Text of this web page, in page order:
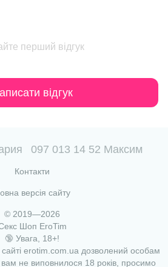
перший відгук
відгук
097 013 14 52 Максим
Контакти
версія сайту
© 2019—2026
Шоп EroTim
🔞 Увага, 18+!
сайті erotim.com.ua дозволений особам
не виповнилося 18 років, просимо